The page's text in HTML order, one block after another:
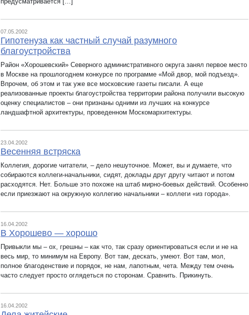
07.05.2002
Гипотенуза как частный случай разумного
благоустройства
Район «Хорошевский» Северного административного округа занял первое место
в Москве на прошлогоднем конкурсе по программе «Мой двор, мой подъезд».
Впрочем, об этом и так уже все московские газеты писали. А еще
реализованные проекты благоустройства территории района получили высокую
оценку специалистов – они признаны одними из лучших на конкурсе
ландшафтной архитектуры, проведенном Москомархитектуры.
23.04.2002
Весенняя встряска
Коллегия, дорогие читатели, – дело нешуточное. Может, вы и думаете, что
собираются коллеги-начальники, сидят, доклады друг другу читают и потом
расходятся. Нет. Больше это похоже на штаб мирно-боевых действий. Особенно
если приезжают на окружную коллегию начальники – коллеги «из города».
16.04.2002
В Хорошево — хорошо
Привыкли мы – ох, грешны – как что, так сразу ориентироваться если и не на
весь мир, то минимум на Европу. Вот там, дескать, умеют. Вот там, мол,
полное благоденствие и порядок, не нам, лапотным, чета. Между тем очень
часто следует просто оглядеться по сторонам. Сравнить. Прикинуть.
16.04.2002